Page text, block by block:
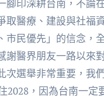
腳印深耕台南，不論
取醫療、建設與社福
市民優先」的信念，
謝醫界朋友一路以來
次選舉非常重要，我
2028，因為台南一定